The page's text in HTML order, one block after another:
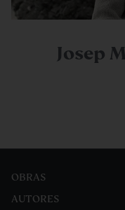
Josep
OBRAS
AUTORES